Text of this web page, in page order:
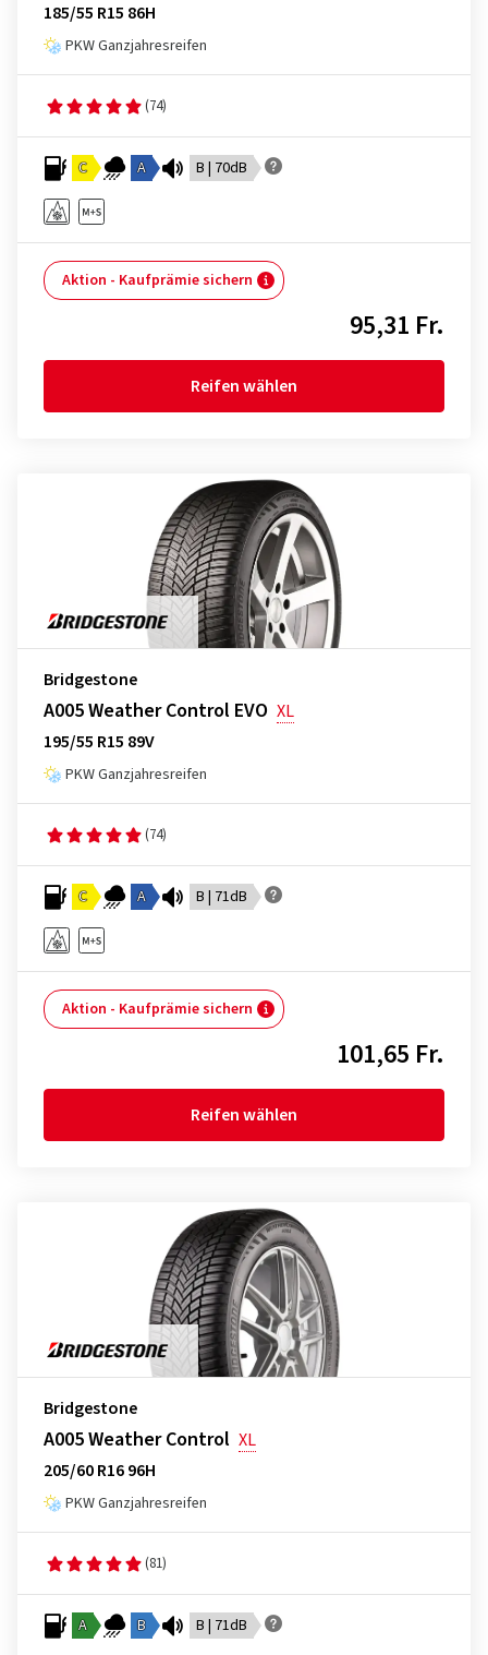
185/55 R15 86H
PKW Ganzjahresreifen
(74)
C A B | 70dB
Aktion - Kaufprämie sichern
95,31 Fr.
Reifen wählen
Bridgestone
A005 Weather Control EVO XL
195/55 R15 89V
PKW Ganzjahresreifen
(74)
C A B | 71dB
Aktion - Kaufprämie sichern
101,65 Fr.
Reifen wählen
Bridgestone
A005 Weather Control XL
205/60 R16 96H
PKW Ganzjahresreifen
(81)
A B B | 71dB